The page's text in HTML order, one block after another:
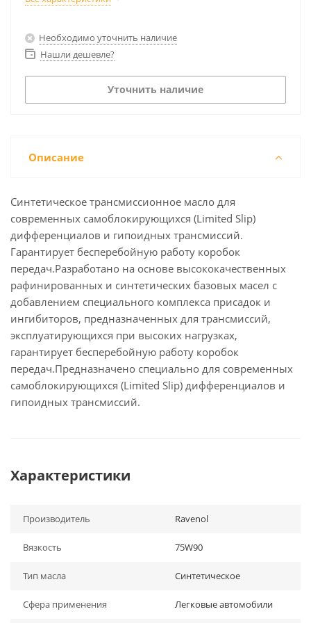
Необходимо уточнить наличие
Нашли дешевле?
Уточнить наличие
Описание
Синтетическое трансмиссионное масло для
современных самоблокирующихся (Limited Slip)
дифференциалов и гипоидных трансмиссий.
Гарантирует бесперебойную работу коробок
передач.Разработано на основе высококачественных
рафинированных и синтетических базовых масел с
добавлением специального комплекса присадок и
ингибиторов, предназначенных для трансмиссий,
эксплуатирующихся при высоких нагрузках,
гарантирует бесперебойную работу коробок
передач.Предназначено специально для современных
самоблокирующихся (Limited Slip) дифференциалов и
гипоидных трансмиссий.
Характеристики
Производитель Ravenol
Вязкость 75W90
Тип масла Синтетическое
Сфера применения Легковые автомобили